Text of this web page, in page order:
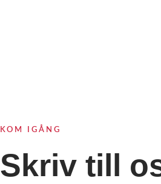
KOM IGÅNG
Skriv till